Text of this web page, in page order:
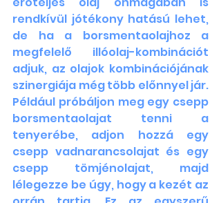
rendkívül jótékony hatású lehet,
de ha a borsmentaolajhoz a
megfelelő illóolaj-kombinációt
adjuk, az olajok kombinációjának
szinergiája még több előnnyel jár.
Például próbáljon meg egy csepp
borsmentaolajat tenni a
tenyerébe, adjon hozzá egy
csepp vadnarancsolajat és egy
csepp tömjénolajat, majd
lélegezze be úgy, hogy a kezét az